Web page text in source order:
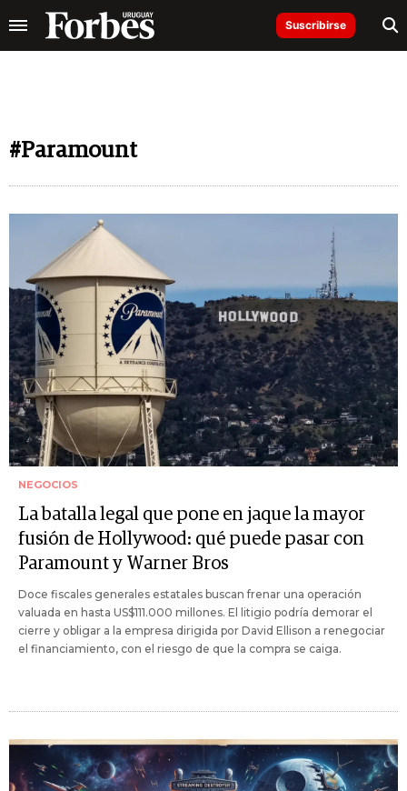
Suscribirse
#Paramount
NEGOCIOS
La batalla legal que pone en jaque la mayor
fusión de Hollywood: qué puede pasar con
Paramount y Warner Bros
Doce fiscales generales estatales buscan frenar una operación
valuada en hasta US$111.000 millones. El litigio podría demorar el
cierre y obligar a la empresa dirigida por David Ellison a renegociar
el financiamiento, con el riesgo de que la compra se caiga.